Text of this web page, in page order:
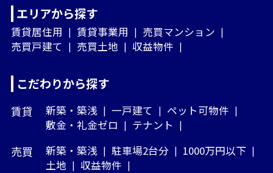
エリアから探す
賃貸居住用 賃貸事業用
売買マンション
売買戸建て
売買土地 収益物件
こだわりから探す
賃貸 新築・築浅 一戸建て
ペット可物件
敷金・礼金ゼロ
テナント
売買 新築・築浅 駐車場2台分
1000万円以下
土地
収益物件